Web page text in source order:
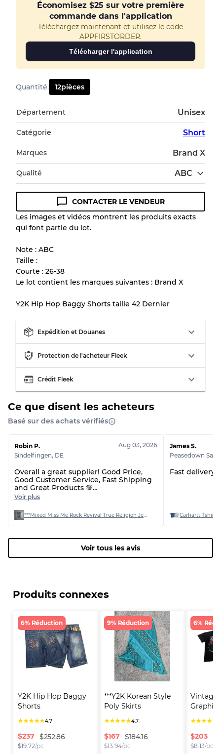
Économisez $25 sur votre première
commande dans l'application
Téléchargez maintenant et utilisez le code
APPFIRSTORDER.
Télécharger l'application
Quantité: 12pièces
Département Unisex
Catégorie Short
Marques Brand X
Qualité ABC
Guide des conditions
Tous les produits incluent un niveau de
de chaque article avant l'achat.
Il y a une marge d'erreur allant jusqu'à
en raison de la vente en gros
Qualité BPeu utilisé
Qualité CUsure visible avec taches
Répartition pour ratios mixtes
Qualité AB
70% A, 30% B
Qualité BC
CONTACTER LE VENDEUR
Les images et vidéos montrent les produits exacts
qui font partie du lot.
Note : ABC
Taille :
Courte : 26-38
Le lot contient les marques suivantes : Brand X
Y2K Hip Hop Baggy Shorts taille 42 Dernier
Expédition et Douanes
Protection de l'acheteur Fleek
Crédit Fleek
Ce que disent les acheteurs
Basé sur des achats vérifiés
Robin P.
Sindelfingen, DE
Aug 03, 2026
Overall a great supplier! Good Price,
Good Customer Service, Fast Shipping
and Great Products 💯
I recommend this Supplier! I will order
again! 📦
Voir plus
James S.
Peasedown
Fast delivery
Carhartt Tshirts
Voir tous les avis
Produits connexes
6% Réduction
Y2K Hip Hop Baggy
Shorts
★★★★★4.7
$237 $252.86
$19.72/pc
9% Réduction
***Y2K Korean Style
Poly Skirts
★★★★★4.7
$167 $184.16
$13.94/pc
6%
Vintage
Graphic
★★★★★
$203
$8.13/pc